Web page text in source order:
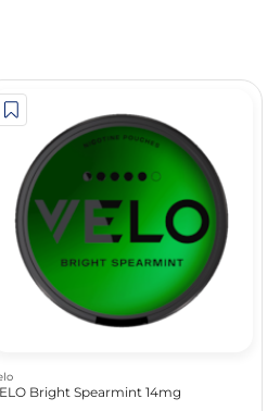
Bright Spearmint 14mg